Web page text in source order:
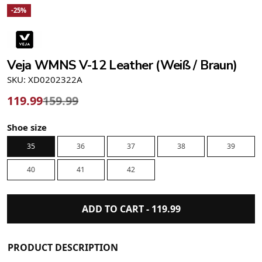
-25%
Veja WMNS V-12 Leather (Weiß / Braun)
SKU: XD0202322A
119.99159.99
Shoe size
35 36 37 38 39
40 41 42
ADD TO CART - 119.99
PRODUCT DESCRIPTION